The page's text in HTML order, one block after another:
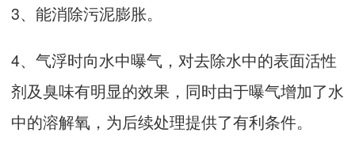
3、能消除污泥膨胀。
4、气浮时向水中曝气，对去除水中的表面活性
剂及臭味有明显的效果，同时由于曝气增加了水
中的溶解氧，为后续处理提供了有利条件。